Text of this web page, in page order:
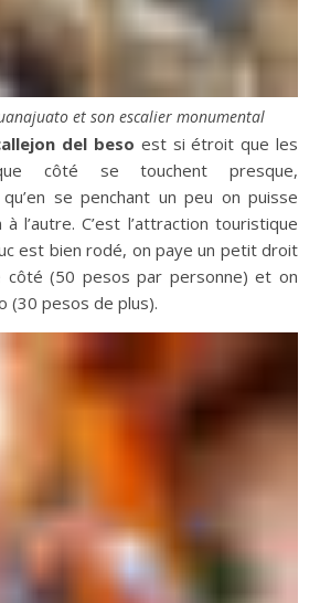
et son escalier monumental
del beso est si étroit que les
côté se touchent presque,
se penchant un peu on puisse
à l’autre. C’est l’attraction touristique
est bien rodé, on paye un petit droit
côté (50 pesos par personne) et on
(30 pesos de plus).